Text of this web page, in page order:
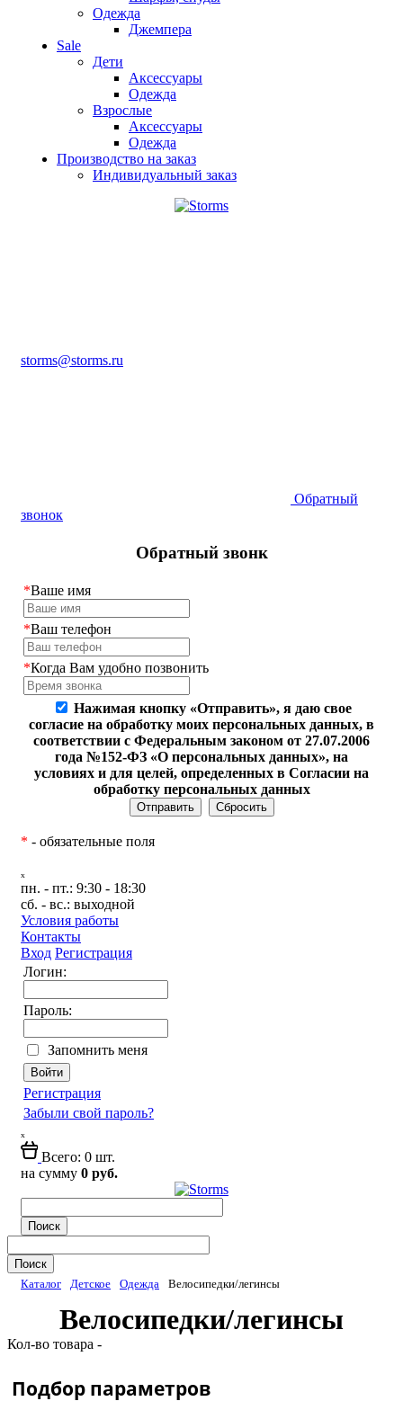
Одежда
Джемпера
Sale
Дети
Аксессуары
Одежда
Взрослые
Аксессуары
Одежда
Производство на заказ
Индивидуальный заказ
storms@storms.ru
Обратный
звонок
Обратный звонк
*Ваше имя
*Ваш телефон
*Когда Вам удобно позвонить
Нажимая кнопку «Отправить», я даю свое
согласие на обработку моих персональных данных, в
соответствии с Федеральным законом от 27.07.2006
года №152-ФЗ «О персональных данных», на
условиях и для целей, определенных в Согласии на
обработку персональных данных
* - обязательные поля
ₓ
пн. - пт.: 9:30 - 18:30
сб. - вс.: выходной
Условия работы
Контакты
Вход Регистрация
Логин:
Пароль:
Запомнить меня
Регистрация
Забыли свой пароль?
ₓ
Всего: 0 шт.
на сумму 0 руб.
Каталог Детское Одежда Велосипедки/легинсы
Велосипедки/легинсы
Кол-во товара -
Подбор параметров